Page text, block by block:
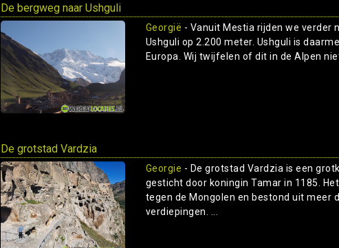
De bergweg naar Ushguli
Georgië - Vanuit Mestia rijden we verder
Ushguli op 2.200 meter. Ushguli is
Europa. Wij twijfelen of dit in de Alpen
De grotstad Vardzia
Georgie - De grotstad Vardzia is een
gesticht door koningin Tamar in 1185.
tegen de Mongolen en bestond uit meer
verdiepingen. ...